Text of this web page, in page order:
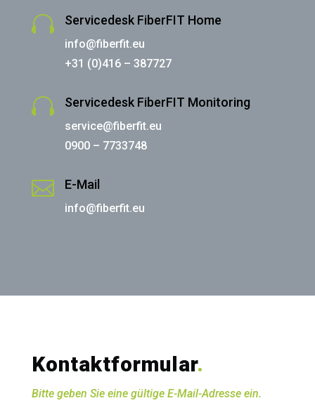
 Servicedesk FiberFIT Home
info@fiberfit.eu
+31 (0)416 – 387727
 Servicedesk FiberFIT Monitoring
service@fiberfit.eu
0900 – 7733748
 E-Mail
info@fiberfit.eu
Kontaktformular.
Bitte geben Sie eine gültige E-Mail-Adresse ein.